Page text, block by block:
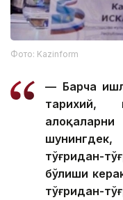
Фото: Kazinform
— Барча
тарихий,
тўғридан-
бўлиши
тўғридан-